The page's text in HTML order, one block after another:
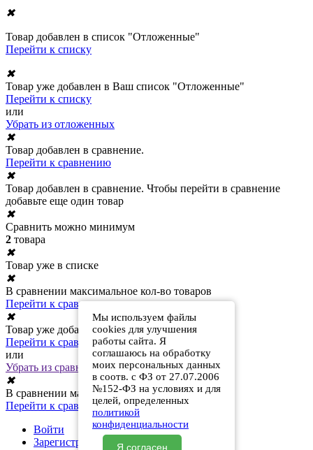
Мы используем файлы
cookies для улучшения
работы сайта. Я
соглашаюсь на обработку
моих персональных данных
в соотв. с ФЗ от 27.07.2006
№152-ФЗ на условиях и для
целей, определенных
политикой
конфиденциальности
Я согласен
✖
Товар добавлен в список "Отложенные"
Перейти к списку
✖
Товар уже добавлен в Ваш список "Отложенные"
Перейти к списку
или
Убрать из отложенных
✖
Товар добавлен в сравнение.
Перейти к сравнению
✖
Товар добавлен в сравнение. Чтобы перейти в сравнение
добавьте еще один товар
✖
Сравнить можно минимум
2 товара
✖
Товар уже в списке
✖
В сравнении максимальное кол-во товаров
Перейти к сравнению
✖
Товар уже добавлен в сравнение
Перейти к сравнению
или
Убрать из сравнения
✖
В сравнении максимальное кол-во товаров
Перейти к сравнению
Войти
Зарегистрироваться